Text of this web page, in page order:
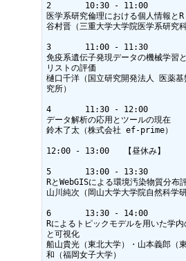
2	10:30 - 11:00
医学系研究倫理における個人情報とR
谷村晋（三重大学大学院医学系研究科
3	11:00 - 11:30
免疫系遺伝子発現データの機械学習
リストの評価
樋口千洋（国立研究開発法人 医薬基
究所）
4	11:30 - 12:00
データ解析の応用とツールの現在
鈴木了太（株式会社 ef-prime）
12:00 - 13:00	【昼休み】
5	13:00 - 13:30
RとWebGISによる環境汚染物質分布
山川純次（岡山大学大学院自然科学研
6	13:30 - 14:00
Rによるトピックモデルを用いた学
と可視化
船山貴光（東北大学）・山本義郎（
和（福岡女子大学）